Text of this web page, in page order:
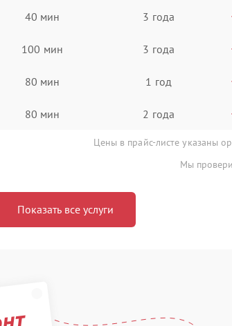
40 мин 3 года
100 мин 3 года
80 мин 1 год
80 мин 2 года
Цены в прайс-листе указаны
Мы
Показать все услуги